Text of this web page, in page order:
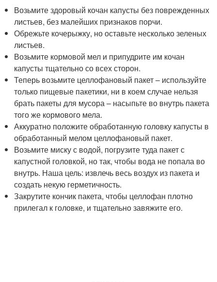
Возьмите здоровый кочан капусты без поврежденных
листьев, без малейших признаков порчи.
Обрежьте кочерыжку, но оставьте несколько зеленых
листьев.
Возьмите кормовой мел и припудрите им кочан
капусты тщательно со всех сторон.
Теперь возьмите целлофановый пакет – используйте
только пищевые пакетики, ни в коем случае нельзя
брать пакеты для мусора – насыпьте во внутрь пакета
того же кормового мела.
Аккуратно положите обработанную головку капусты в
обработанный мелом целлофановый пакет.
Возьмите миску с водой, погрузите туда пакет с
капустной головкой, но так, чтобы вода не попала во
внутрь. Наша цель: извлечь весь воздух из пакета и
создать некую герметичность.
Закрутите кончик пакета, чтобы целлофан плотно
прилегал к головке, и тщательно завяжите его.